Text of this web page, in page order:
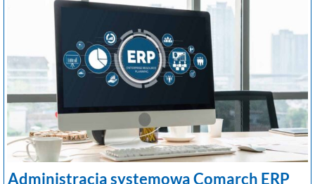
Administracja systemowa Comarch ERP